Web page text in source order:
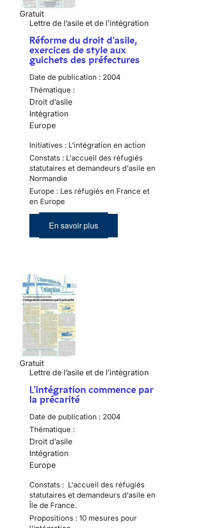
Gratuit
Lettre de l’asile et de l’intégration
Réforme du droit d'asile,
exercices de style aux
guichets des préfectures
Date de publication : 2004
Thématique :
Droit d’asile
Intégration
Europe
Initiatives : L'intégration en action
Constats : L'accueil des réfugiés
statutaires et demandeurs d'asile en
Normandie
Europe : Les réfugiés en France et
en Europe
En savoir plus
Gratuit
Lettre de l’asile et de l’intégration
L'intégration commence par
la précarité
Date de publication : 2004
Thématique :
Droit d’asile
Intégration
Europe
Constats : L'accueil des réfugiés
statutaires et demandeurs d'asile en
Île de France.
Propositions : 10 mesures pour